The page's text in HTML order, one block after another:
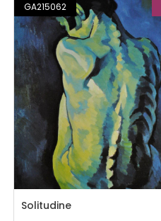
GA215062
Solitudine